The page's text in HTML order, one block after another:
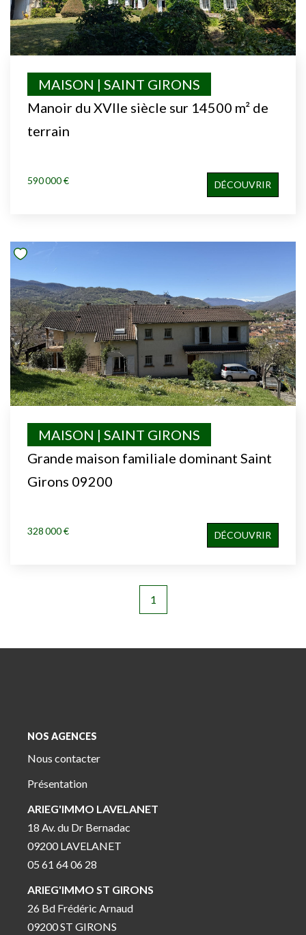
Manoir du XVIIe siècle sur 14500 m² de
terrain
MAISON | SAINT GIRONS
590 000 € DÉCOUVRIR
Grande maison familiale dominant Saint
Girons 09200
MAISON | SAINT GIRONS
328 000 € DÉCOUVRIR
1
NOS AGENCES
Nous contacter
Présentation
ARIEG'IMMO LAVELANET
18 Av. du Dr Bernadac
09200 LAVELANET
05 61 64 06 28
ARIEG'IMMO ST GIRONS
26 Bd Frédéric Arnaud
09200 ST GIRONS